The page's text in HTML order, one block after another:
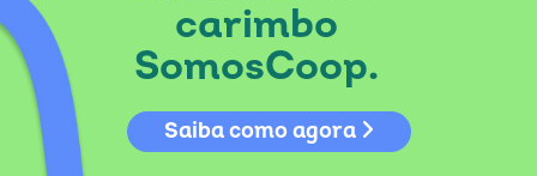
carimbo
SomosCoop.
Saiba como agora